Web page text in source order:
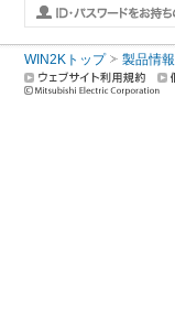
WIN2Kトップ 製品情報